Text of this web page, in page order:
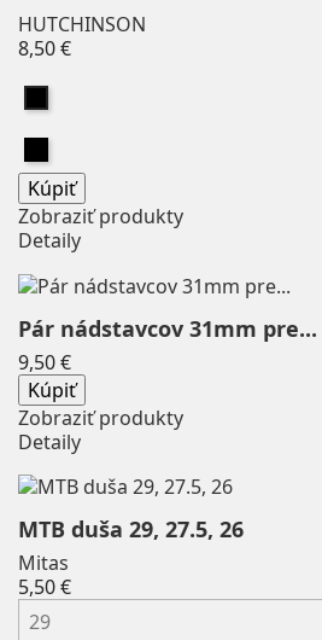
PHARMA FUTURE
Profile Design
Prologo
Reboots
Richmoral
Rottefella 0
Salomon
SARIS 0
SAUCONY
Schwalbe 0
SCUBAPRO 0
Seasucker
Sedco
SHIMANO
HUTCHINSON
8,50 €Price
Kúpiť
Zobraziť produkty
Detaily
Pár nádstavcov 31mm pre...
9,50 €Price
Kúpiť
Zobraziť produkty
Detaily
MTB duša 29, 27.5, 26
Mitas
5,50 €Price